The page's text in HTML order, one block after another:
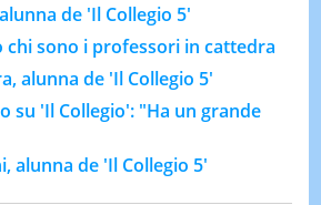
de 'Il Collegio 5'
chi sono i professori in cattedra
alunna de 'Il Collegio 5'
su 'Il Collegio': "Ha un grande
alunna de 'Il Collegio 5'